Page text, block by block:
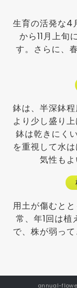
生育の活発な4
から11月上旬
す。さらに、
鉢は、半深鉢
より少し盛り
鉢は乾きにく
を重視して水
気性もよ
用土が傷むと
常、年1回は
で、株が弱っ
annual-